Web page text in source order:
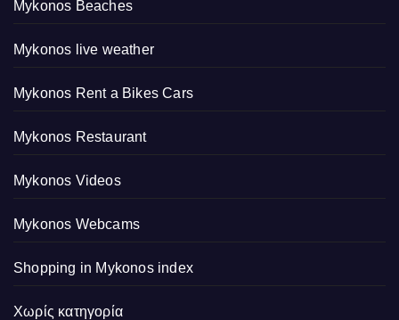
Mykonos Beaches
Mykonos live weather
Mykonos Rent a Bikes Cars
Mykonos Restaurant
Mykonos Videos
Mykonos Webcams
Shopping in Mykonos index
Χωρίς κατηγορία